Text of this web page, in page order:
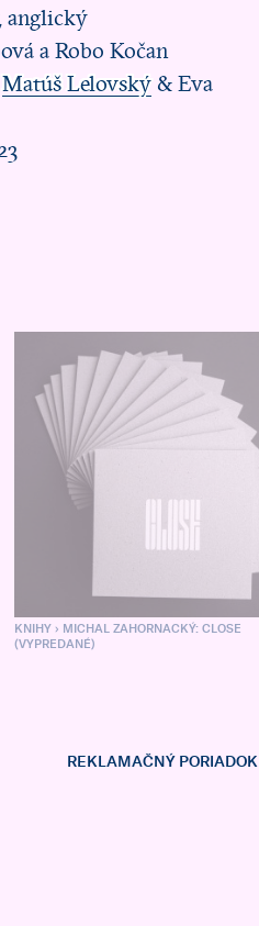
anglický
a Robo Kočan
Matúš Lelovský & Eva
KNIHY› MICHAL ZAHORNACKÝ: CLOSE
(VYPREDANÉ)
REKLAMAČNÝ PORIADOK